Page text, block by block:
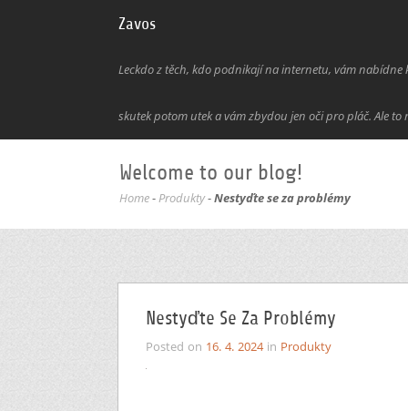
Zavos
Leckdo z těch, kdo podnikají na internetu, vám nabídne
skutek potom utek a vám zbydou jen oči pro pláč. Ale to
Welcome to our blog!
Home-Produkty-Nestyďte se za problémy
Nestyďte Se Za Problémy
Posted on 16. 4. 2024in Produkty